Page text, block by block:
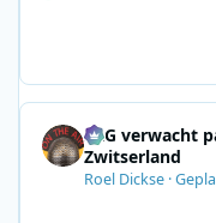
SRG verwacht
Zwitserland
Roel Dickse ·